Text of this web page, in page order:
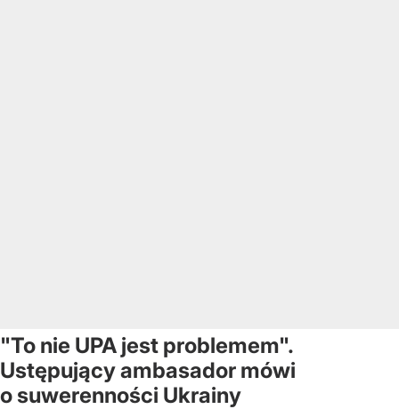
"To nie UPA jest problemem".
Ustępujący ambasador mówi
o suwerenności Ukrainy